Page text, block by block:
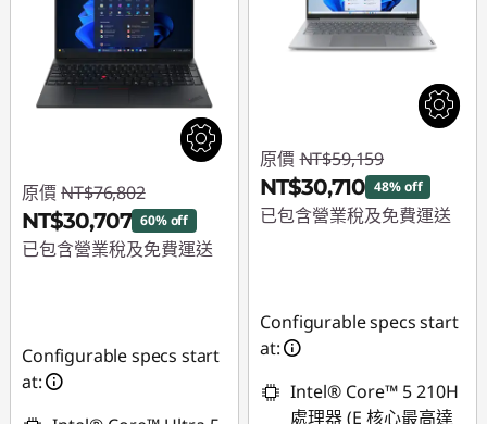
原價 NT$76,802
NT$30,707 60% off
已包含營業稅及免費運送
Configurable specs start
at:
原價 NT$59,159
NT$30,710 48% off
已包含營業稅及免費運送
Configurable specs start
at:
Intel® Core™ 5 210H
處理器 (E 核心最高達